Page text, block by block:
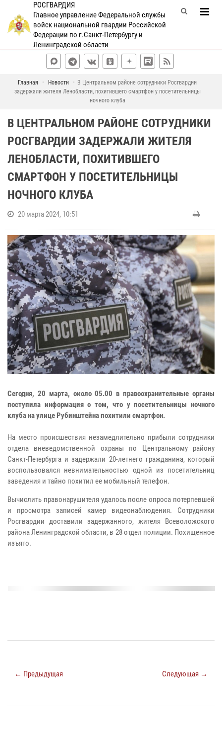
РОСГВАРДИЯ
Главное управление Федеральной службы
войск национальной гвардии Российской
Федерации по г.Санкт-Петербургу и
Ленинградской области
Главная Новости
В Центральном районе сотрудники Росгвардии
задержали жителя Ленобласти, похитившего смартфон у посетительницы
ночного клуба
В ЦЕНТРАЛЬНОМ РАЙОНЕ СОТРУДНИКИ
РОСГВАРДИИ ЗАДЕРЖАЛИ ЖИТЕЛЯ
ЛЕНОБЛАСТИ, ПОХИТИВШЕГО
СМАРТФОН У ПОСЕТИТЕЛЬНИЦЫ
НОЧНОГО КЛУБА
20 марта 2024, 10:51
Сегодня, 20 марта, около 05.00 в правоохранительные органы
поступила информация о том, что у посетительницы ночного
клуба на улице Рубинштейна похитили смартфон.
На место происшествия незамедлительно прибыли сотрудники
отдела вневедомственной охраны по Центральному району
Санкт-Петербурга и задержали 20-летнего гражданина, который
воспользовался невнимательностью одной из посетительниц
заведения и тайно похитил ее мобильный телефон.
Вычислить правонарушителя удалось после опроса потерпевшей
и просмотра записей камер видеонаблюдения. Сотрудники
Росгвардии доставили задержанного, жителя Всеволожского
района Ленинградской области, в 28 отдел полиции. Похищенное
изъято.
← Предыдущая Следующая →